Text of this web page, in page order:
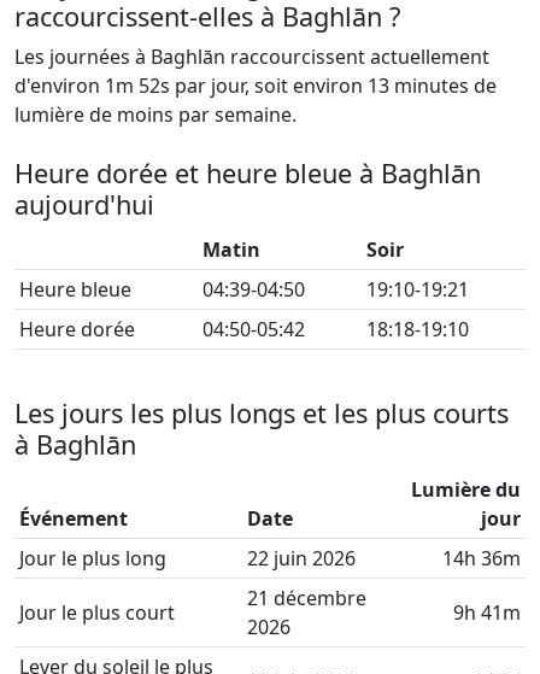
raccourcissent-elles à Baghlān ?
Les journées à Baghlān raccourcissent actuellement
d'environ 1m 52s par jour, soit environ 13 minutes de
lumière de moins par semaine.
Heure dorée et heure bleue à Baghlān
aujourd'hui
Matin
Soir
Heure bleue
04:39-04:50
19:10-19:21
Heure dorée
04:50-05:42 18:18-19:10
Les jours les plus longs et les plus courts
à Baghlān
Événement Date
Lumière du
jour
Jour le plus long
22 juin 2026 14h 36m
Jour le plus court
21 décembre
2026
9h 41m
Lever du soleil le plus